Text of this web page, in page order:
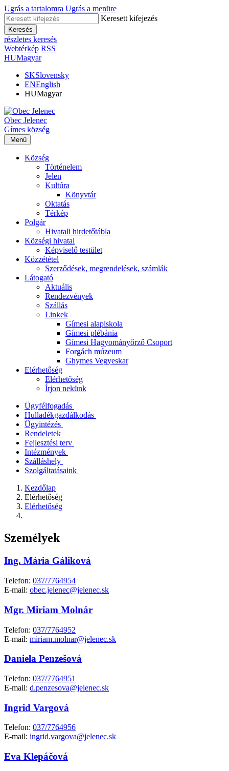
Ugrás a tartalomra Ugrás a menüre
Keresett kifejezés
Keresés
részletes keresés
Webtérkép RSS
HUMagyar
SKSlovensky
ENEnglish
HUMagyar
Obec Jelenec
Gímes község
Menü
Község
Történelem
Jelen
Kultúra
Könyvtár
Oktatás
Térkép
Polgár
Hivatali hirdetőtábla
Községi hivatal
Képviselő testület
Közzététel
Szerződések, megrendelések, számlák
Látogató
Aktuális
Rendezvények
Szállás
Linkek
Gímesi alapiskola
Gímesi plébánia
Gímesi Hagyományőrző Csoport
Forgách múzeum
Ghymes Vegyeskar
Elérhetőség
Elérhetőség
Írjon nekünk
Ügyfélfogadás
Hulladékgazdálkodás
Ügyintézés
Rendeletek
Fejlesztési terv
Intézmények
Szálláshely
Szolgáltatásaink
Kezdőlap
Elérhetőség
Elérhetőség
Személyek
Ing. Mária Gáliková
Telefon: 037/7764954
E-mail: obec.jelenec@jelenec.sk
Mgr. Miriam Molnár
Telefon: 037/7764952
E-mail: miriam.molnar@jelenec.sk
Daniela Penzešová
Telefon: 037/7764951
E-mail: d.penzesova@jelenec.sk
Ingrid Vargová
Telefon: 037/7764956
E-mail: ingrid.vargova@jelenec.sk
Eva Klepáčová